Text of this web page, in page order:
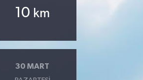
10 km
30 MART